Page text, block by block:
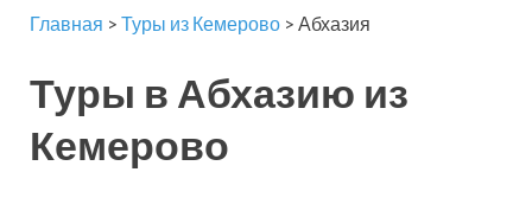
Главная > Туры из Кемерово > Абхазия
Туры в Абхазию из
Кемерово